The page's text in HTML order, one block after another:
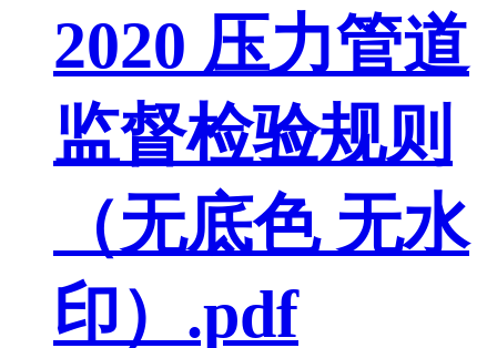
2020 压力管道
监督检验规则
（无底色 无水
印）.pdf